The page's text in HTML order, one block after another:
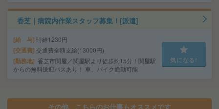
香芝｜病院内作業スタッフ募集！[派遣]
給 与 時給1230円
交通費 交通費全額支給(13000円)
勤務地 香芝市関屋／関屋駅より徒歩約15分！関屋駅
からの無料送迎バスあり！ 車、バイク通勤可能
気になる!
その他、こちらのお仕事もオススメです